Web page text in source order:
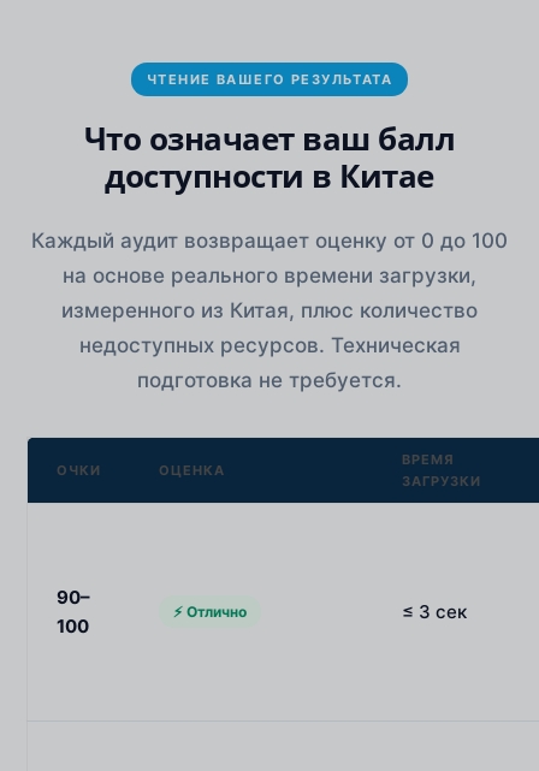
ЧТЕНИЕ ВАШЕГО РЕЗУЛЬТАТА
Что означает ваш балл
доступности в Китае
Каждый аудит возвращает оценку от 0 до 100
на основе реального времени загрузки,
измеренного из Китая, плюс количество
недоступных ресурсов. Техническая
подготовка не требуется.
ОЧКИ ОЦЕНКА
ВРЕМЯ
ЗАГРУЗКИ
90–
100
⚡ Отлично ≤ 3 сек